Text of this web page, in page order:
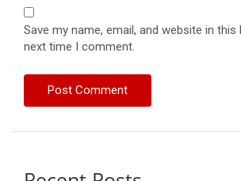
Save my name, email, and website in
next time I comment.